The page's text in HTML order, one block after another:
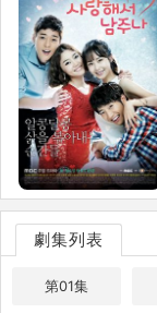
劇集列表
第01集